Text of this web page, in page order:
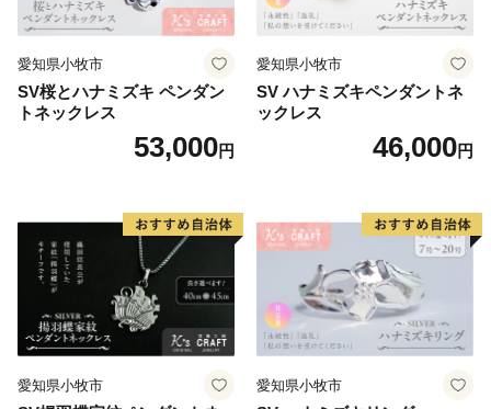
愛知県小牧市
SV桜とハナミズキ ペンダン
トネックレス
53,000円
愛知県小牧市
SV ハナミズキペンダントネ
ックレス
46,000円
愛知県小牧市 愛知県小牧市